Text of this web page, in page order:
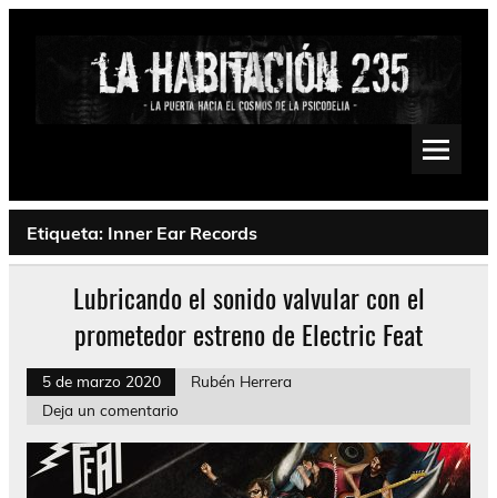
Saltar
Psychedelic, Stoner, Doom, Sludge, Fuzz, Space, Drone
Etiqueta: Inner Ear Records
Lubricando el sonido valvular con el
prometedor estreno de Electric Feat
5 de marzo 2020
Rubén Herrera
Deja un comentario